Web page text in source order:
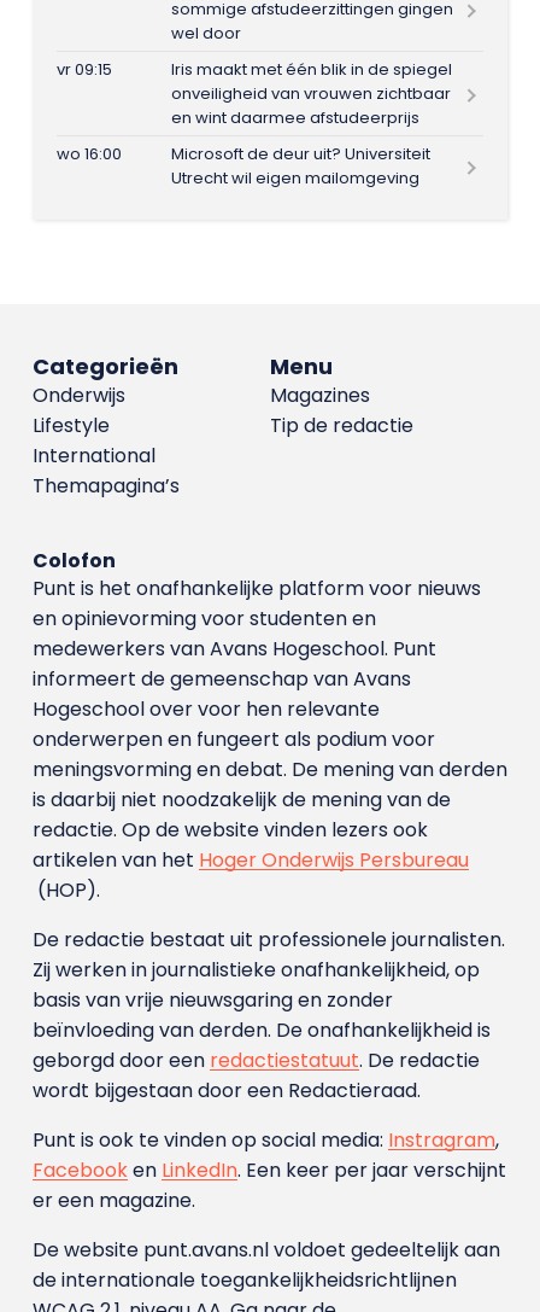
sommige afstudeerzittingen gingen
wel door
vr 09:15
Iris maakt met één blik in de spiegel
onveiligheid van vrouwen zichtbaar
en wint daarmee afstudeerprijs
wo 16:00
Microsoft de deur uit? Universiteit
Utrecht wil eigen mailomgeving
Menu
Magazines
Tip de redactie
Categorieën
Onderwijs
Lifestyle
International
Themapagina’s
Colofon
Punt is het onafhankelijke platform voor nieuws
en opinievorming voor studenten en
medewerkers van Avans Hoge­school. Punt
informeert de gemeenschap van Avans
Hogeschool over voor hen relevante
onderwerpen en fungeert als podium voor
meningsvorming en debat. De mening van derden
is daarbij niet noodzakelijk de mening van de
redactie. Op de website vinden lezers ook
artikelen van het Hoger Onderwijs Persbureau
(HOP).
De redactie bestaat uit professionele journalisten.
Zij werken in journalistieke onafhankelijkheid, op
basis van vrije nieuwsgaring en zonder
beïnvloeding van derden. De onafhankelijkheid is
geborgd door een redactiestatuut. De redactie
wordt bijgestaan door een Redactieraad.
Punt is ook te vinden op social media: Instragram,
Facebooken LinkedIn. Een keer per jaar verschijnt
er een magazine.
De website punt.avans.nl voldoet gedeeltelijk aan
de internationale toegankelijkheidsrichtlijnen